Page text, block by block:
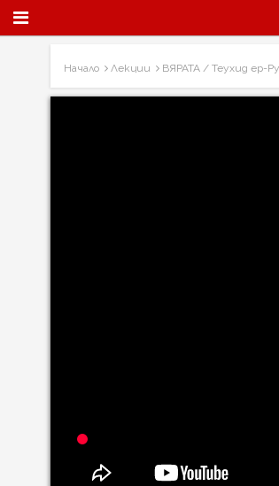
Начало Лекции ВЯРАТА / Теухид ер-